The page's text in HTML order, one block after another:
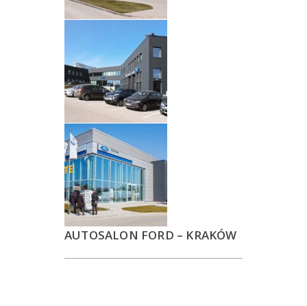
AUTOSALON FORD – KRAKÓW